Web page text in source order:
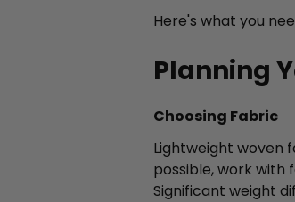
Here's what you
Planning
Choosing Fabric
Lightweight woven
possible, work with
Significant weight